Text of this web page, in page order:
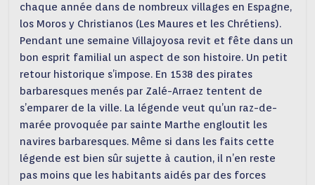
chaque année dans de nombreux villages en Espagne,
los Moros y Christianos (Les Maures et les Chrétiens).
Pendant une semaine Villajoyosa revit et fête dans un
bon esprit familial un aspect de son histoire. Un petit
retour historique s’impose. En 1538 des pirates
barbaresques menés par Zalé-Arraez tentent de
s’emparer de la ville. La légende veut qu’un raz-de-
marée provoquée par sainte Marthe engloutit les
navires barbaresques. Même si dans les faits cette
légende est bien sûr sujette à caution, il n’en reste
pas moins que les habitants aidés par des forces